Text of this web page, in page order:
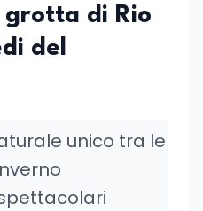
grotta di Rio
del
unico tra le